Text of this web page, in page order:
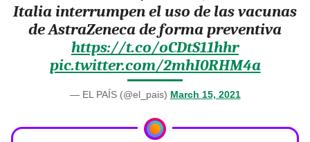
Italia interrumpen el uso de las vacunas
de AstraZeneca de forma preventiva
https://t.co/oCDtS11hhr
pic.twitter.com/2mhI0RHM4a
— EL PAÍS (@el_pais) March 15, 2021